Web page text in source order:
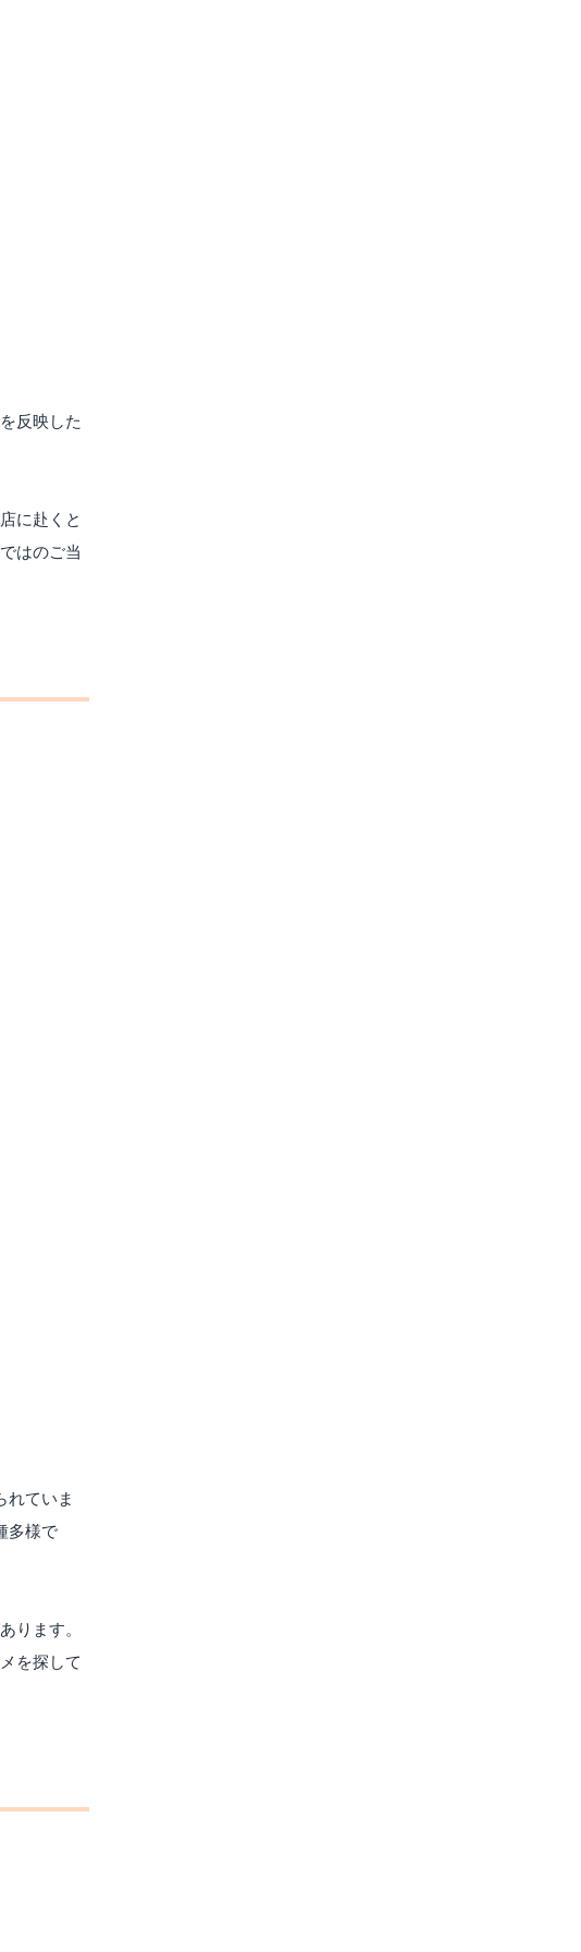
反映した
に赴くと
はのご当
れていま
多様で
ります。
を探して